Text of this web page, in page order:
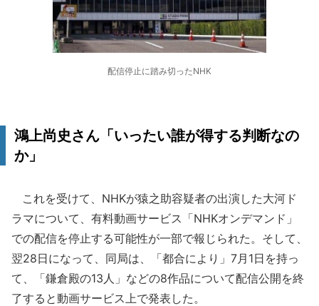
配信停止に踏み切ったNHK
鴻上尚史さん「いったい誰が得する判断なの
か」
これを受けて、NHKが猿之助容疑者の出演した大河ド
ラマについて、有料動画サービス「NHKオンデマンド」
での配信を停止する可能性が一部で報じられた。そして、
翌28日になって、同局は、「都合により」7月1日を持っ
て、「鎌倉殿の13人」などの8作品について配信公開を終
了すると動画サービス上で発表した。